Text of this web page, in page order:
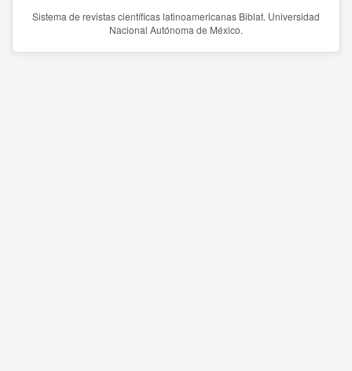
Sistema de revistas científicas latinoamericanas Biblat. Universidad
Nacional Autónoma de México.